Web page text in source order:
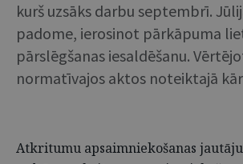
kurš uzsāks darbu septembrī.
padome, ierosinot pārkāpuma
pārslēgšanas iesaldēšanu.
normatīvajos aktos noteiktajā
Atkritumu apsaimniekošanas